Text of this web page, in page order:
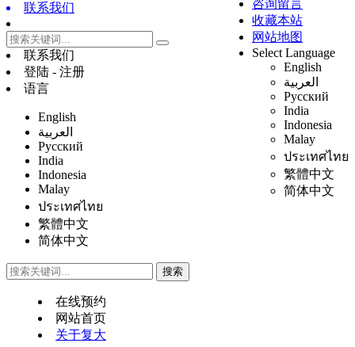
咨询留言
收藏本站
网站地图
Select Language
English
العربية
Русский
India
Indonesia
Malay
ประเทศไทย
繁體中文
简体中文
联系我们
联系我们
登陆 - 注册
语言
English
العربية
Русский
India
Indonesia
Malay
ประเทศไทย
繁體中文
简体中文
在线预约
网站首页
关于复大